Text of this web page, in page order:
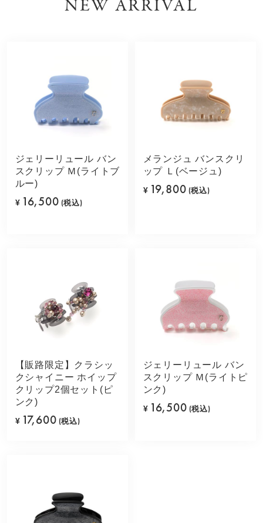
NEW ARRIVAL
ジェリーリュール バン
スクリップ Ｍ(ライトブ
ルー)
¥ 16,500 (税込)
メランジュ バンスクリ
ップ Ｌ(ベージュ)
¥ 19,800 (税込)
【販路限定】クラシッ
クシャイニー ホイップ
クリップ2個セット(ピ
ンク)
¥ 17,600 (税込)
ジェリーリュール バン
スクリップ Ｍ(ライトピ
ンク)
¥ 16,500 (税込)